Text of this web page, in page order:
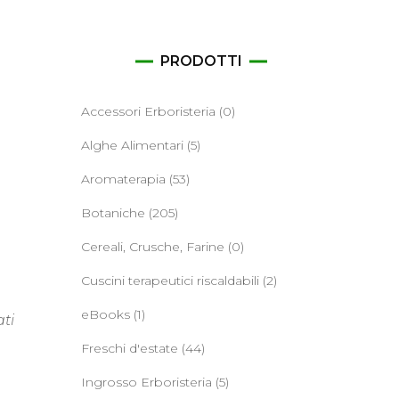
PRODOTTI
Accessori Erboristeria (0)
Alghe Alimentari (5)
Aromaterapia (53)
Botaniche (205)
Cereali, Crusche, Farine (0)
Cuscini terapeutici riscaldabili (2)
eBooks (1)
Freschi d'estate (44)
Ingrosso Erboristeria (5)